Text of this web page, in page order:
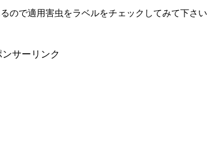
ので適用害虫をラベルをチェックしてみて下さい
ンサーリンク